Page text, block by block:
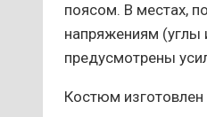
поясом. В местах,
напряжениям (углы
предусмотрены
Костюм изготовлен